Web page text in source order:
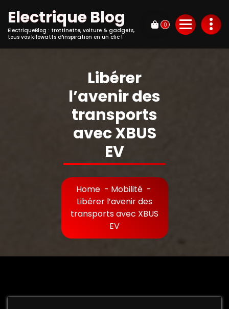
Electrique Blog
ElectriqueBlog : trottinette, voiture & gadgets,
tous vos kilowatts d’inspiration en un clic !
0
Libérer
l’avenir des
transports
avec XBUS
EV
Home- Mobilité-
Libérer l’avenir des
transports avec XBUS
EV